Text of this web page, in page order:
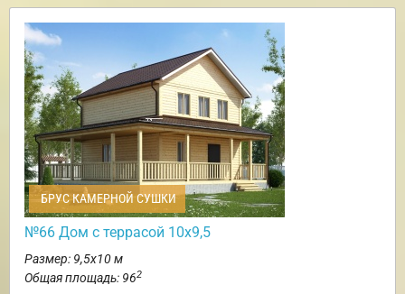
БРУС КАМЕРНОЙ СУШКИ
№66 Дом с террасой 10х9,5
Размер: 9,5х10 м
Общая площадь: 962